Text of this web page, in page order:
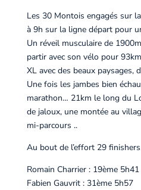
Les 30 Montois engagés sur
à 9h sur la ligne départ pour
Un réveil musculaire de
partir avec son vélo pour
XL avec des beaux paysages,
Une fois les jambes bien
marathon… 21km le long du
de jaloux, une montée au
mi-parcours ..
Au bout de l’effort 29
Romain Charrier : 19ème 5h41
Fabien Gauvrit : 31ème 5h57